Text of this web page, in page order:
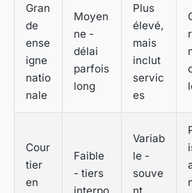
Gran
de
ense
igne
natio
nale
Moyen
ne -
délai
parfois
long
Plus
élevé,
mais
inclut
servic
es
Cour
tier
en
Faible
- tiers
Variab
le -
souve